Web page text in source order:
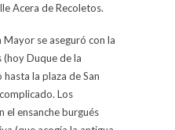
Acera de Recoletos.
Mayor se aseguró con la
Duque de la
la plaza de San
Los
el ensanche burgués